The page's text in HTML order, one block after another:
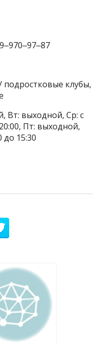
подростковые клубы,
Вт: выходной, Ср: с
Пт: выходной,
до 15:30